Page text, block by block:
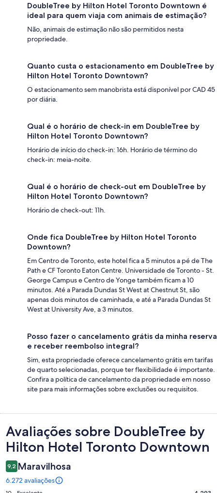
DoubleTree by Hilton Hotel Toronto Downtown é
ideal para quem viaja com animais de estimação?
Não, animais de estimação não são permitidos nesta
propriedade.
Quanto custa o estacionamento em DoubleTree by
Hilton Hotel Toronto Downtown?
O estacionamento sem manobrista está disponível por CAD 45
por diária.
Qual é o horário de check-in em DoubleTree by
Hilton Hotel Toronto Downtown?
Horário de início do check-in: 16h. Horário de término do
check-in: meia-noite.
Qual é o horário de check-out em DoubleTree by
Hilton Hotel Toronto Downtown?
Horário de check-out: 11h.
Onde fica DoubleTree by Hilton Hotel Toronto
Downtown?
Em Centro de Toronto, este hotel fica a 5 minutos a pé de The
Path e CF Toronto Eaton Centre. Universidade de Toronto - St.
George Campus e Centro de Yonge também ficam a 10
minutos. Até a Parada Dundas St West at Chestnut St, são
apenas dois minutos de caminhada, e até a Parada Dundas St
West at University Ave, a 3 minutos.
Posso fazer o cancelamento grátis da minha reserva
e receber reembolso integral?
Sim, esta propriedade oferece cancelamento grátis em tarifas
de quarto selecionadas, porque ter flexibilidade é importante.
Confira a política de cancelamento da propriedade em nosso
site para mais informações sobre exclusões ou requisitos.
Avaliações
Avaliações sobre DoubleTree by
Hilton Hotel Toronto Downtown
9,2 Maravilhosa
6.272 avaliações